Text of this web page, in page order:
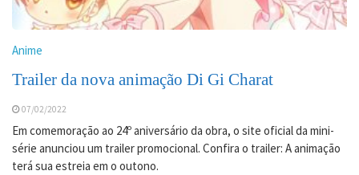
Anime
Trailer da nova animação Di Gi Charat
07/02/2022
Em comemoração ao 24º aniversário da obra, o site oficial da mini-
série anunciou um trailer promocional. Confira o trailer: A animação
terá sua estreia em o outono.